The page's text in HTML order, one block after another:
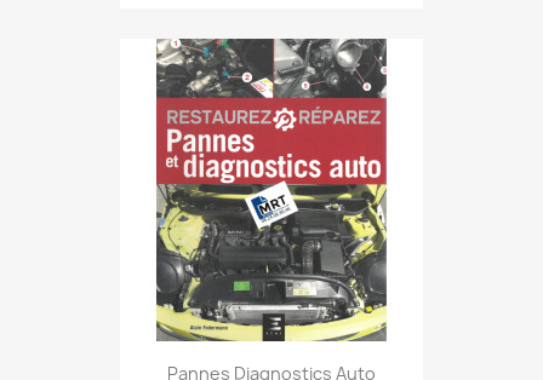
Pannes Diagnostics Auto